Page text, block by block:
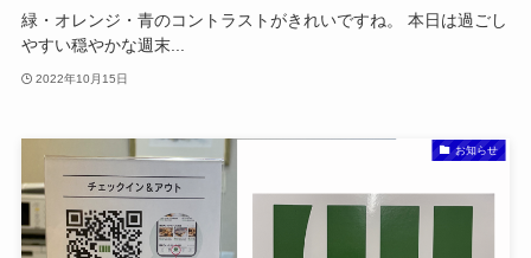
緑・オレンジ・青のコントラストがきれいですね。 本日は過ごし
やすい穏やかな週末...
2022年10月15日
お知らせ